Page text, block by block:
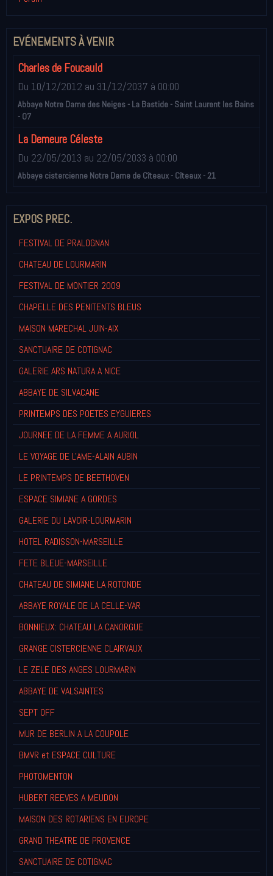
EVÉNEMENTS À VENIR
Charles de Foucauld
Du 10/12/2012 au 31/12/2037 à 00:00
Abbaye Notre Dame des Neiges - La Bastide - Saint Laurent les Bains
- 07
La Demeure Céleste
Du 22/05/2013 au 22/05/2033 à 00:00
Abbaye cistercienne Notre Dame de Cîteaux - Cîteaux - 21
EXPOS PREC.
FESTIVAL DE PRALOGNAN
CHATEAU DE LOURMARIN
FESTIVAL DE MONTIER 2009
CHAPELLE DES PENITENTS BLEUS
MAISON MARECHAL JUIN-AIX
SANCTUAIRE DE COTIGNAC
GALERIE ARS NATURA A NICE
ABBAYE DE SILVACANE
PRINTEMPS DES POETES EYGUIERES
JOURNEE DE LA FEMME A AURIOL
LE VOYAGE DE L'AME-ALAIN AUBIN
LE PRINTEMPS DE BEETHOVEN
ESPACE SIMIANE A GORDES
GALERIE DU LAVOIR-LOURMARIN
HOTEL RADISSON-MARSEILLE
FETE BLEUE-MARSEILLE
CHATEAU DE SIMIANE LA ROTONDE
ABBAYE ROYALE DE LA CELLE-VAR
BONNIEUX: CHATEAU LA CANORGUE
GRANGE CISTERCIENNE CLAIRVAUX
LE ZELE DES ANGES LOURMARIN
ABBAYE DE VALSAINTES
SEPT OFF
MUR DE BERLIN A LA COUPOLE
BMVR et ESPACE CULTURE
PHOTOMENTON
HUBERT REEVES A MEUDON
MAISON DES ROTARIENS EN EUROPE
GRAND THEATRE DE PROVENCE
SANCTUAIRE DE COTIGNAC